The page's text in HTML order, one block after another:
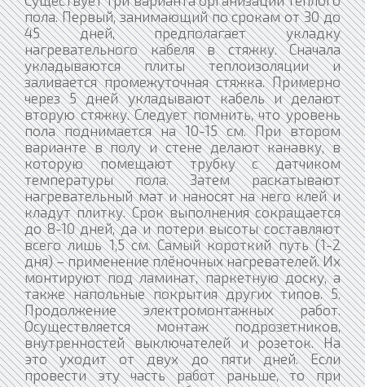
пола. Первый, занимающий по срокам от 30 до
45 дней, предполагает укладку
нагревательного кабеля в стяжку. Сначала
укладываются плиты теплоизоляции и
заливается промежуточная стяжка. Примерно
через 5 дней укладывают кабель и делают
вторую стяжку. Следует помнить, что уровень
пола поднимается на 10-15 см. При втором
варианте в полу и стене делают канавку, в
которую помещают трубку с датчиком
температуры пола. Затем раскатывают
нагревательный мат и наносят на него клей и
кладут плитку. Срок выполнения сокращается
до 8-10 дней, да и потери высоты составляют
всего лишь 1,5 см. Самый короткий путь (1-2
дня) – применение плёночных нагревателей. Их
монтируют под ламинат, паркетную доску, а
также напольные покрытия других типов. 5.
Продолжение электромонтажных работ.
Осуществляется монтаж подрозетников,
внутренностей выключателей и розеток. На
это уходит от двух до пяти дней. Если
провести эту часть работ раньше, то при